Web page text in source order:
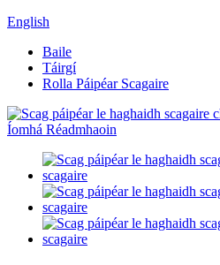
English
Baile
Táirgí
Rolla Páipéar Scagaire